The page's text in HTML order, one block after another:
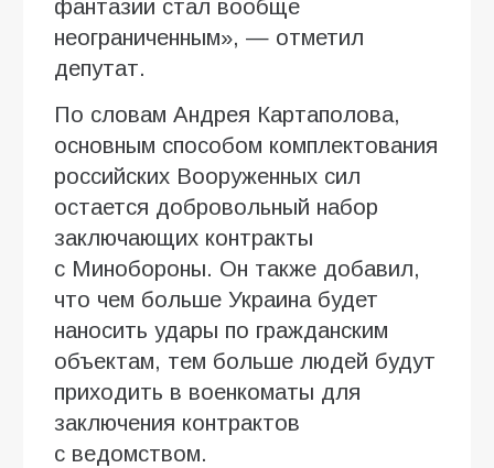
фантазии стал вообще
неограниченным», — отметил
депутат.
По словам Андрея Картаполова,
основным способом комплектования
российских Вооруженных сил
остается добровольный набор
заключающих контракты
с Минобороны. Он также добавил,
что чем больше Украина будет
наносить удары по гражданским
объектам, тем больше людей будут
приходить в военкоматы для
заключения контрактов
с ведомством.